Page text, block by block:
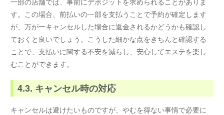
す。この場合、前払いの一部を支払うことで予約が確定します
が、万が一キャンセルした場合に返金されるかどうかも確認し
ておくと良いでしょう。こうした細かな点をきちんと確認する
ことで、支払いに関する不安を減らし、安心してエステを楽し
むことができます。
4.3. キャンセル時の対応
キャンセルは避けたいものですが、やむを得ない事情で必要に